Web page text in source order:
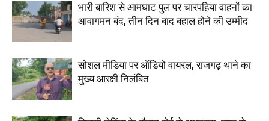
भारी बारिश से आमघाट पुल पर चारपहिया वाहनों का
आवागमन बंद, तीन दिन बाद बहाल होने की उम्मीद
सोशल मीडिया पर ऑडियो वायरल, राजगढ़ थाने का
मुख्य आरक्षी निलंबित